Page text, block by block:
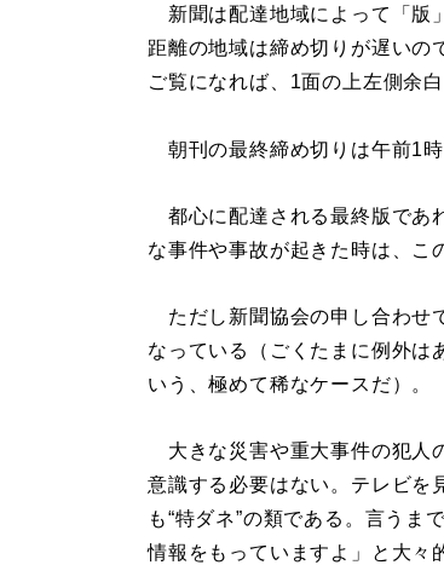
新聞は配達地域によって「版
距離の地域は締め切りが遅いの
ご覧になれば、1面の上左側余
朝刊の最終締め切りは午前1時
都心に配達される最終版であ
な事件や事故が起きた時は、こ
ただし新聞協会の申し合わせ
なっている（ごくたまに例外は
いう、極めて稀なケースだ）。
大きな災害や重大事件の犯人
意識する必要はない。テレビを
も“特ダネ”の類である。言うま
情報をもっていますよ」と大々